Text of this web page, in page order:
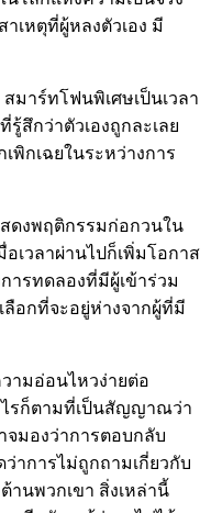
เหตุที่ผู้หลงตัวเอง มี
มาร์ทโฟนพิเศษเป็นเวลา
สึกว่าตัวเองถูกละเลย
พิกเฉยในระหว่างการ
ดงพฤติกรรมก่อกวนใน
อเวลาผ่านไปก็เพิ่มโอกาส
ารทดลองที่มีผู้เข้าร่วม
ลือกที่จะอยู่ห่างจากผู้ที่มี
ามอ่อนไหวง่ายต่อ
ไรก็ตามที่เป็นสัญญาณว่า
จมองว่าการตอบกลับ
าการไม่ถูกถามเกี่ยวกับ
านพวกเขา สิ่งเหล่านี้